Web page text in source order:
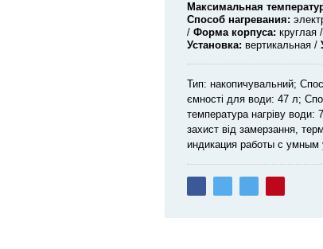
Максимальная
Способ нагревания
Форма корпуса круглая
Установка вертикальная
Тип: накопичувальний;
ємності для води: 47 л;
температура нагріву води:
захист від замерзання,
индикация работы с умным